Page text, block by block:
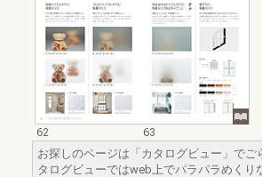
62
63
お探しのページは「カタログビュー」でご
タログビューではweb上でパラパラめくり